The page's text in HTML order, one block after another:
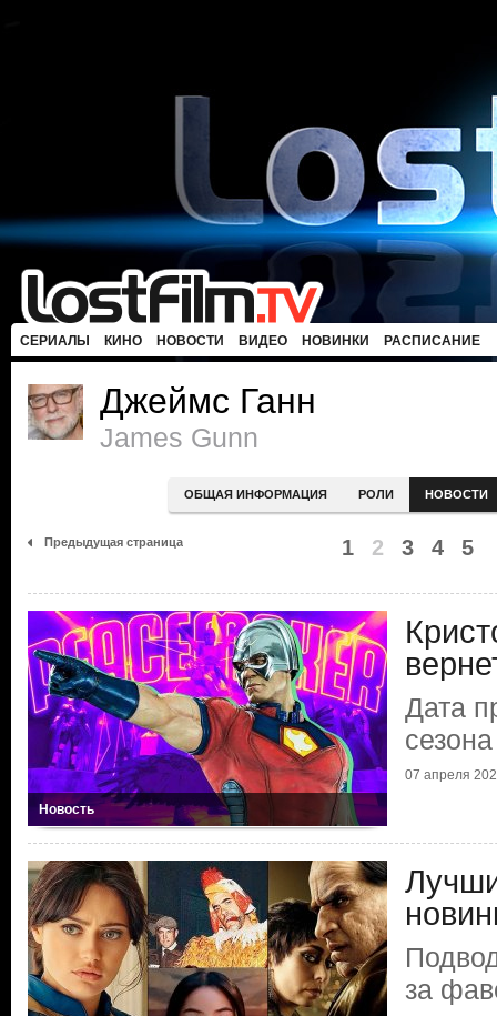
СЕРИАЛЫ КИНО НОВОСТИ ВИДЕО НОВИНКИ РАСПИСАНИЕ
Джеймс Ганн
James Gunn
ОБЩАЯ ИНФОРМАЦИЯ РОЛИ НОВОСТИ
Предыдущая страница 1 2 3 4 5
Новость
Дата
07 апреля
за